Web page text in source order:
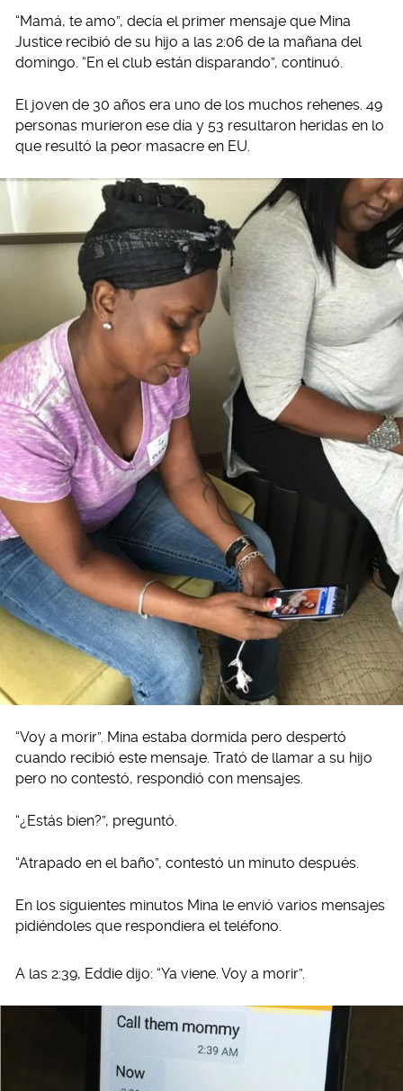
“Mamá, te amo”, decía el primer mensaje que Mina
Justice recibió de su hijo a las 2:06 de la mañana del
domingo. “En el club están disparando”, continuó.
El joven de 30 años era uno de los muchos rehenes. 49
personas murieron ese día y 53 resultaron heridas en lo
que resultó la peor masacre en EU.
“Voy a morir”. Mina estaba dormida pero despertó
cuando recibió este mensaje. Trató de llamar a su hijo
pero no contestó, respondió con mensajes.
“¿Estás bien?”, preguntó.
“Atrapado en el baño”, contestó un minuto después.
En los siguientes minutos Mina le envió varios mensajes
pidiéndoles que respondiera el teléfono.
A las 2:39, Eddie dijo: “Ya viene. Voy a morir”.